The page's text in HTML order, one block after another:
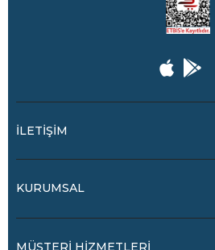
İLETİŞİM
KURUMSAL
MÜŞTERİ HİZMETLERİ